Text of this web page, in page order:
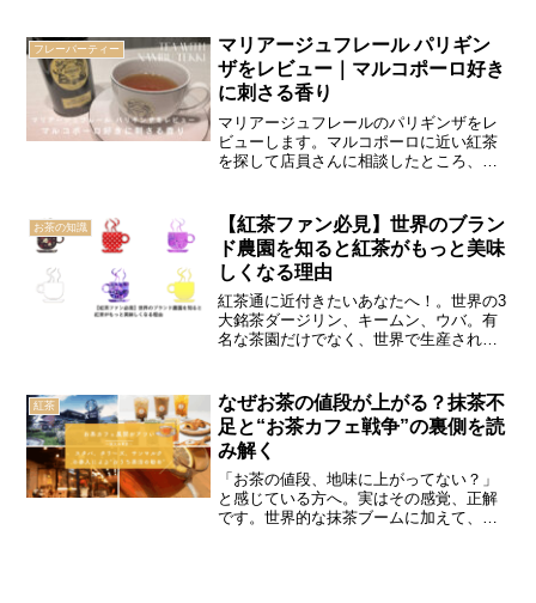
普段のお茶選びがちょっと楽しくなりま
すよ。
フレーバーティー
マリアージュフレール パリギン
ザをレビュー｜マルコポーロ好き
に刺さる香り
マリアージュフレールのパリギンザをレ
ビューします。マルコポーロに近い紅茶
を探して店員さんに相談したところ、お
ト・アイス・ミルクティーでの飲み比
べ、マルコポーロとの違い、アールグレ
イ系と悩む人への注意点まで、実際に飲
んだ感想をもとにまとめました。
お茶の知識
【紅茶ファン必見】世界のブラン
ド農園を知ると紅茶がもっと美味
しくなる理由
紅茶通に近付きたいあなたへ！。世界の3
大銘茶ダージリン、キームン、ウバ。有
名な茶園だけでなく、世界で生産されて
園も知って紅茶の奥深さをさらに知ろ
う！是非茶葉。だけでなくブランド農園
も知って、紅茶の奥深さをさらに知ろ
う！紅茶を買うのもきっともっと楽しく
なります！
紅茶
なぜお茶の値段が上がる？抹茶不
足と“お茶カフェ戦争”の裏側を読
み解く
「お茶の値段、地味に上がってない？」
と感じている方へ。実はその感覚、正解
です。世界的な抹茶ブームに加えて、抹